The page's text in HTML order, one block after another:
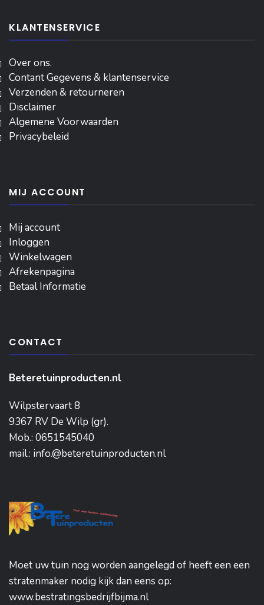
KLANTENSERVICE
Over ons.
Contant Gegevens & klantenservice
Verzenden & retourneren
Disclaimer
Algemene Voorwaarden
Privacybeleid
MIJ ACCOUNT
Mij account
Inloggen
‎Winkelwagen
Afrekenpagina
Betaal Informatie
CONTACT
Beteretuinproducten.nl
Wilpstervaart 8
9367 RV De Wilp (gr).
Mob.: 0651545040
mail.: info.@beteretuinproducten.nl
Moet uw tuin nog worden aangelegd of heeft een een
stratenmaker nodig kijk dan eens op:
www.bestratingsbedrijfbijma.nl